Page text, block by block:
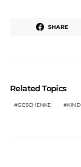
SHARE
Related Topics
GESCHENKE